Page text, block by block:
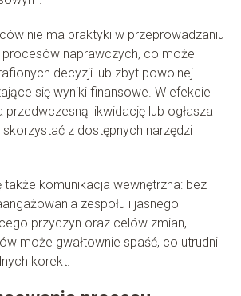
nie ma praktyki w przeprowadzaniu
naprawczych, co może
decyzji lub zbyt powolnej
się wyniki finansowe. W efekcie
przedwczesną likwidację lub ogłasza
skorzystać z dostępnych narzędzi
także komunikacja wewnętrzna: bez
zespołu i jasnego
przyczyn oraz celów zmian,
może gwałtownie spaść, co utrudni
korekt.